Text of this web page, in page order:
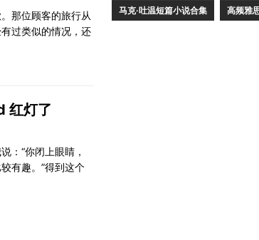
那位顾客的旅行从
过类似的情况，还
红灯了
：“你闭上眼睛，
有趣。”得到这个
马克·吐温短篇小说合集 高频雅